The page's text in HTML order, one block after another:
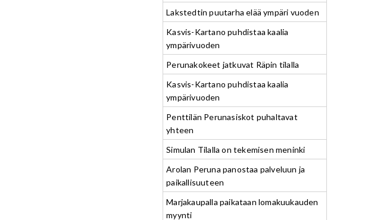
Lakstedtin puutarha elää ympäri vuoden
Kasvis-Kartano puhdistaa kaalia
ympärivuoden
Perunakokeet jatkuvat Räpin tilalla
Kasvis-Kartano puhdistaa kaalia
ympärivuoden
Penttilän Perunasiskot puhaltavat
yhteen
Simulan Tilalla on tekemisen meninki
Arolan Peruna panostaa palveluun ja
paikallisuuteen
Marjakaupalla paikataan lomakuukauden
myynti